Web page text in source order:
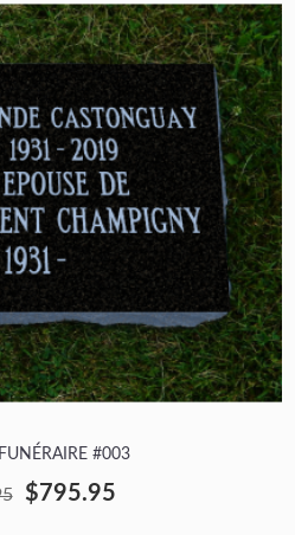
#003
$795.95